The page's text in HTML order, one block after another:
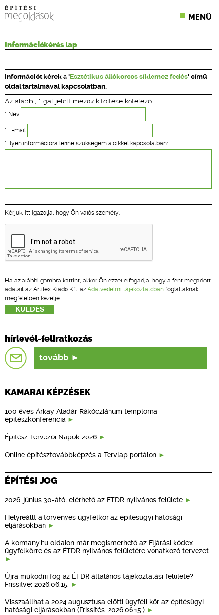
MENÜ
CPR TERMÉKKIÍRÁS
ÉPÍTÉSI JOG
ONLINE KÉPZÉSEK
TERVEZÉSI SEGÉDLETEK
Információkérés lap
Információt kérek a ' Esztétikus állókorcos síklemez fedés' című
oldal tartalmával kapcsolatban.
Az alábbi, *-gal jelölt mezők kitöltése kötelező.
* Név
* E-mail
* Ilyen információra lenne szükségem a cikkel kapcsolatban:
Kérjük, itt igazolja, hogy Ön valós személy:
Ha az alábbi gombra kattint, akkor Ön ezzel elfogadja, hogy a fent megadott
adatait az Artifex Kiadó Kft. az Adatvédelmi tájékoztatóban foglaltaknak
megfelelően kezelje.
hírlevél-feliratkozás
tovább
KAMARAI KÉPZÉSEK
100 éves Árkay Aladár Rákócziánum temploma
építészkonferencia
Építész Tervezői Napok 2026
Online építésztovábbképzés a Tervlap portálon
ÉPÍTÉSI JOG
2026. június 30-ától elérhető az ÉTDR nyilvános felülete
Helyreállt a törvényes ügyfélkör az építésügyi hatósági
eljárásokban
A kormany.hu oldalon már megismerhető az Eljárási kódex
ügyfélkörre és az ÉTDR nyilvános felületére vonatkozó tervezet
Újra működni fog az ÉTDR általános tájékoztatási felülete? -
Frissítve: 2026.06.15.
Visszaállhat a 2024 augusztusa előtti ügyféli kör az építésügyi
hatósági eljárásokban (Frissítés: 2026.06.15.)